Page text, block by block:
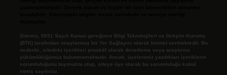
Sitemiz, 5651 Sayılı Kanun gereğince Bilgi Teknolojileri ve İletişim Kurumu
(BTK) tarafından onaylanmış bir Yer Sağlayıcı olarak hizmet vermektedir. Bu
nedenle, sitedeki içerikleri proaktif olarak denetleme veya araştırma
yükümlülüğümüz bulunmamaktadır. Ancak, üyelerimiz yazdıkları içeriklerin
sorumluluğunu taşımakta olup, siteye üye olarak bu sorumluluğu kabul
etmiş sayılırlar.